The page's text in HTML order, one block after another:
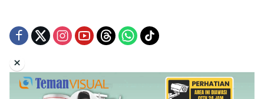
Tentang Kami Redaksi
Indeks Berita
Disclaimer
Pedoman Media Siber
×